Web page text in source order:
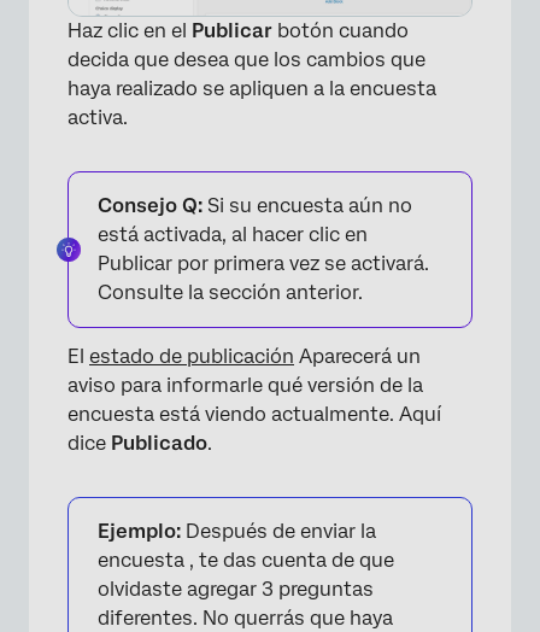
Haz clic en el Publicar botón cuando
decida que desea que los cambios que
haya realizado se apliquen a la encuesta
activa.
Consejo Q: Si su encuesta aún no
está activada, al hacer clic en
Publicar por primera vez se activará.
Consulte la sección anterior.
El estado de publicación Aparecerá un
aviso para informarle qué versión de la
encuesta está viendo actualmente. Aquí
dice Publicado.
Ejemplo: Después de enviar la
encuesta , te das cuenta de que
olvidaste agregar 3 preguntas
diferentes. No querrás que haya